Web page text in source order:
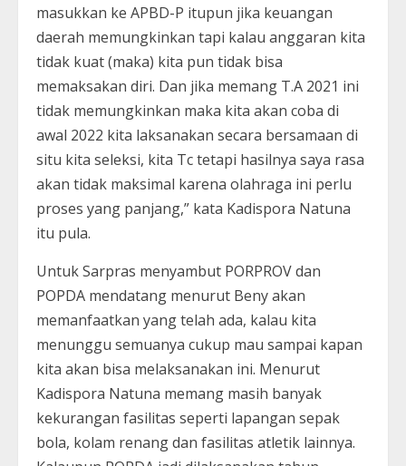
masukkan ke APBD-P itupun jika keuangan
daerah memungkinkan tapi kalau anggaran kita
tidak kuat (maka) kita pun tidak bisa
memaksakan diri. Dan jika memang T.A 2021 ini
tidak memungkinkan maka kita akan coba di
awal 2022 kita laksanakan secara bersamaan di
situ kita seleksi, kita Tc tetapi hasilnya saya rasa
akan tidak maksimal karena olahraga ini perlu
proses yang panjang,” kata Kadispora Natuna
itu pula.
Untuk Sarpras menyambut PORPROV dan
POPDA mendatang menurut Beny akan
memanfaatkan yang telah ada, kalau kita
menunggu semuanya cukup mau sampai kapan
kita akan bisa melaksanakan ini. Menurut
Kadispora Natuna memang masih banyak
kekurangan fasilitas seperti lapangan sepak
bola, kolam renang dan fasilitas atletik lainnya.